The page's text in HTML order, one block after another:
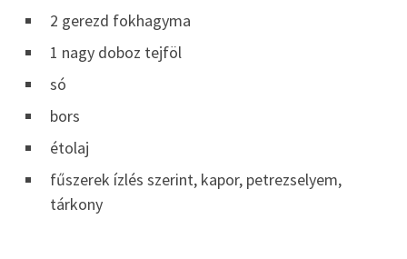
2 gerezd fokhagyma
1 nagy doboz tejföl
só
bors
étolaj
fűszerek ízlés szerint, kapor, petrezselyem,
tárkony